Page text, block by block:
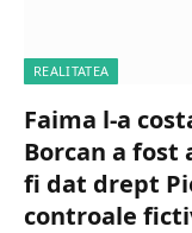
REALITATEA
Faima l-a
Borcan a fost
fi dat drept
controale